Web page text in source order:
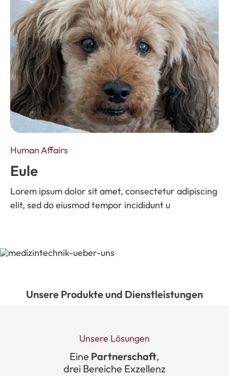
Human Affairs
Eule
Lorem ipsum dolor sit amet, consectetur adipiscing
elit, sed do eiusmod tempor incididunt u
Unsere Produkte und Dienstleistungen
Unsere Lösungen
Eine Partnerschaft,
drei Bereiche Exzellenz